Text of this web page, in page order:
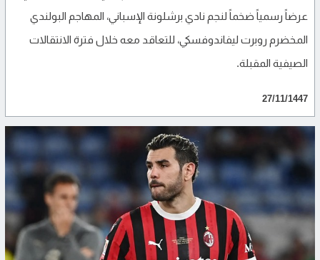
عرضاً رسمياً ضخماً لنجم نادي برشلونة الإسباني، المهاجم البولندي
المخضرم روبرت ليفاندوفسكي، للتعاقد معه خلال فترة الانتقالات
الصيفية المقبلة.
27/11/1447